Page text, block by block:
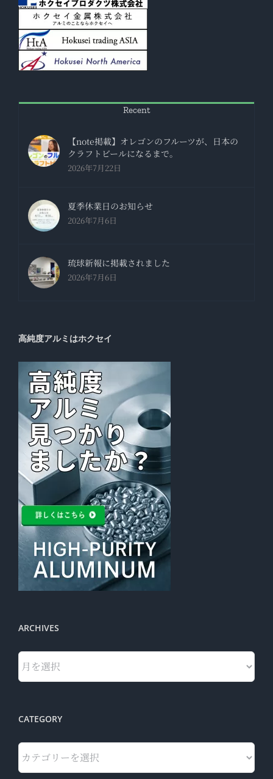
Recent
【note掲載】オレゴンのフルーツが、日本の
クラフトビールになるまで。
2026年7月22日
夏季休業日のお知らせ
2026年7月6日
琉球新報に掲載されました
2026年7月6日
高純度アルミはホクセイ
ARCHIVES
Archives
CATEGORY
Category